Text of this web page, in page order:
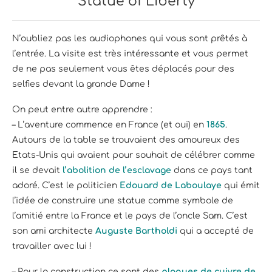
N’oubliez pas les audiophones qui vous sont prêtés à
l’entrée. La visite est très intéressante et vous permet
de ne pas seulement vous êtes déplacés pour des
selfies devant la grande Dame !
On peut entre autre apprendre :
– L’aventure commence en France (et oui) en 1865.
Autours de la table se trouvaient des amoureux des
Etats-Unis qui avaient pour souhait de célébrer comme
il se devait l’abolition de l’esclavage dans ce pays tant
adoré. C’est le politicien Edouard de Laboulaye qui émit
l’idée de construire une statue comme symbole de
l’amitié entre la France et le pays de l’oncle Sam. C’est
son ami architecte Auguste Bartholdi qui a accepté de
travailler avec lui !